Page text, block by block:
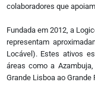
Siga-nos
Instagram
Linkedin
Twitter
Youtube
Vimeo
colaboradores que
Fundada em 2012, a
representam
Locável). Estes ativos
áreas como a
Grande Lisboa ao Grande